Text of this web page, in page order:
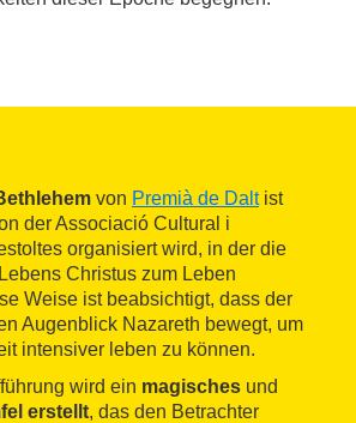
von Premià de Daltist
der Associació Cultural i
organisiert wird, in der die
Christus zum Leben
Weise ist beabsichtigt, dass der
Augenblick Nazareth bewegt, um
intensiver leben zu können.
wird ein magisches und
erstellt, das den Betrachter